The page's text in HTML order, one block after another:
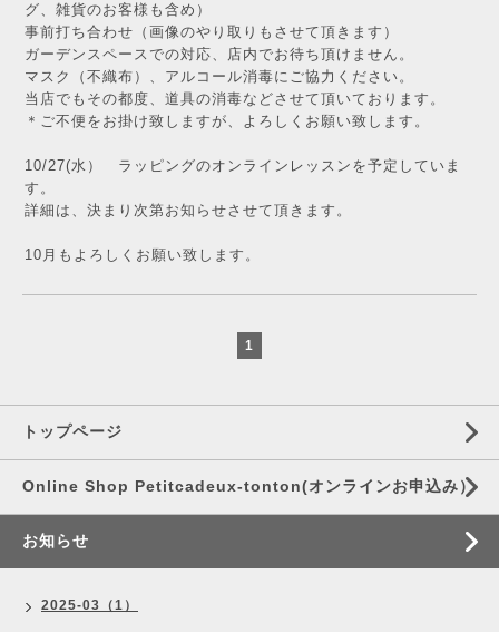
グ、雑貨のお客様も含め）
事前打ち合わせ（画像のやり取りもさせて頂きます）
ガーデンスペースでの対応、店内でお待ち頂けません。
マスク（不織布）、アルコール消毒にご協力ください。
当店でもその都度、道具の消毒などさせて頂いております。
＊ご不便をお掛け致しますが、よろしくお願い致します。
10/27(水） ラッピングのオンラインレッスンを予定していま
す。
詳細は、決まり次第お知らせさせて頂きます。
10月もよろしくお願い致します。
1
トップページ
Online Shop Petitcadeux-tonton(オンラインお申込み）
お知らせ
2025-03（1）